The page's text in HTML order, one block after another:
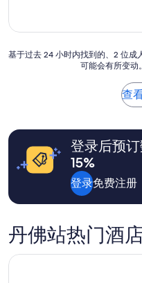
基
时
内
到
2
位
人
1
晚
住
基于过去 24 小时内找到的、2 位成
可能会有所变动
查
登录后预
15%
登录免费注册
丹佛站热门酒
丹佛市中心希尔顿酒店